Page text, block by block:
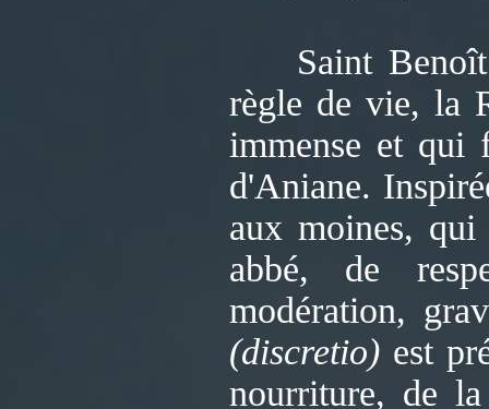
Saint Benoît
règle de vie, la
immense et qui
d'Aniane.
aux moines,
abbé, de
modération,
(discretio) est
nourriture, de